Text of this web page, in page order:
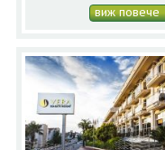
виж повече